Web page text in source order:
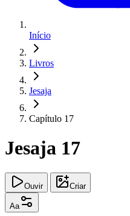
Início
Livros
Jesaja
Capítulo 17
Jesaja 17
Ouvir Criar
Aa